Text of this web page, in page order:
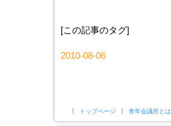
[この記事のタグ]
2010-08-06
トップページ 青年会議所とは